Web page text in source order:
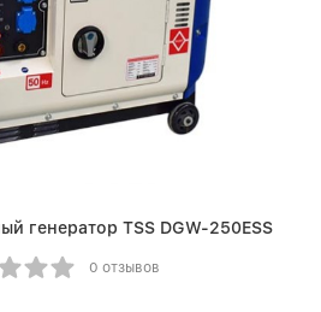
генератор TSS DGW-250ESS
0 отзывов